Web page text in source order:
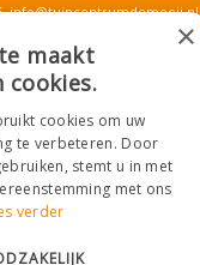
info@tuincentrumdemooij.nl
Download onze App!
×
maakt
cookies.
cookies om uw
te verbeteren. Door
stemt u in met
met ons
verder